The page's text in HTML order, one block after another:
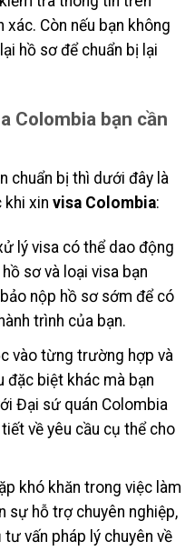
Còn nếu bạn không
hồ sơ để chuẩn bị lại
Colombia bạn cần
chuẩn bị thì dưới đây là
khi xin visa Colombia:
lý visa có thể dao động
sơ và loại visa bạn
nộp hồ sơ sớm để có
trình của bạn.
vào từng trường hợp và
đặc biệt khác mà bạn
Đại sứ quán Colombia
về yêu cầu cụ thể cho
khó khăn trong việc làm
sự hỗ trợ chuyên nghiệp,
vấn pháp lý chuyên về